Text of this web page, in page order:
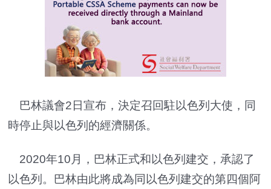
巴林議會2日宣布，決定召回駐以色列大使，同
時停止與以色列的經濟關係。
2020年10月，巴林正式和以色列建交，承認了
以色列。巴林由此將成為同以色列建交的第四個阿